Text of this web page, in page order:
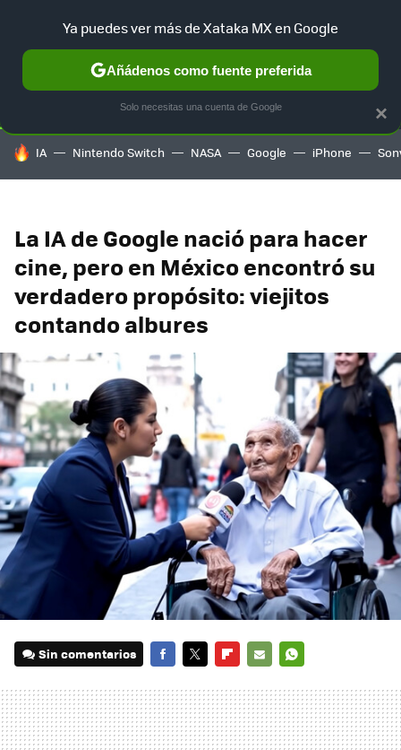
SELECCIÓN GAMING HOME AUTO TERRITORIO
HOY SE HABLA DE
IA Nintendo Switch NASA Google iPhone
La IA de Google nació para hacer
cine, pero en México encontró su
verdadero propósito: viejitos
contando albures
Sin comentarios
MAIL
×
Ya puedes ver más de Xataka MX en Google
Añádenos como fuente preferida
Solo necesitas una cuenta de Google